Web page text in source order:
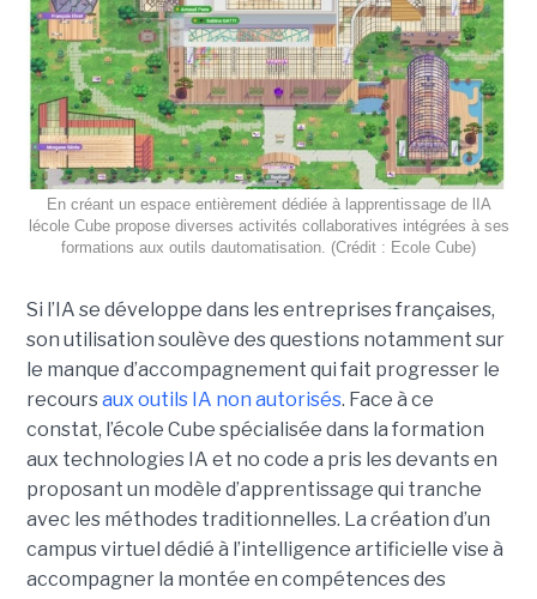
En créant un espace entièrement dédiée à lapprentissage de lIA
lécole Cube propose diverses activités collaboratives intégrées à ses
formations aux outils dautomatisation. (Crédit : Ecole Cube)
Si l’IA se développe dans les entreprises françaises,
son utilisation soulève des questions notamment sur
le manque d’accompagnement qui fait progresser le
recoursaux outils IA non autorisés. Face à ce
constat, l’école Cube spécialisée dans la formation
aux technologies IA et no code a pris les devants en
proposant un modèle d’apprentissage qui tranche
avec les méthodes traditionnelles. La création d’un
campus virtuel dédié à l’intelligence artificielle vise à
accompagner la montée en compétences des